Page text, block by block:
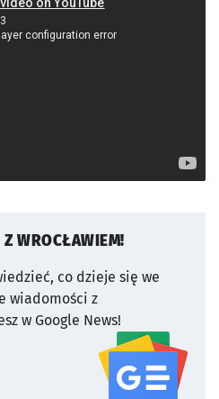
Z WROCŁAWIEM!
co dzieje się we
wiadomości z
w Google News!
serwisu